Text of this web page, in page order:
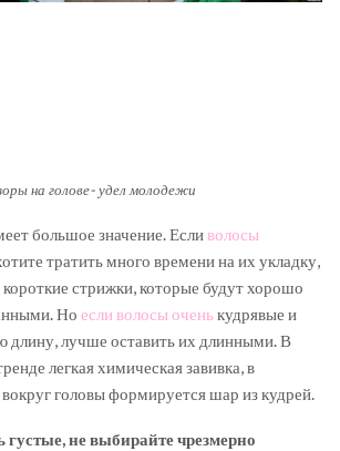
на голове- удел молодежи
большое значение. Есливолосы
тратить много времени на их укладку,
стрижки, которые будут хорошо
Но если волосы оченькудрявые и
длину, лучше оставить их длинными. В
легкая химическая завивка, в
вокруг головы формируется шар из кудрей.
густые, не выбирайте чрезмерно